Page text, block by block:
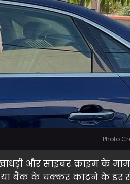
Photo
और साइबर क्राइम के
या बैंक के चक्कर काटने के डर